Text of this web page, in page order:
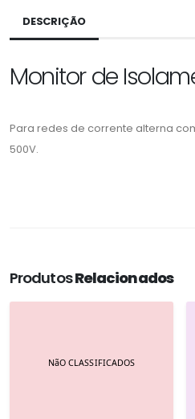
DESCRIÇÃO
Monitor de
Para redes de corrente alterna
500V.
ProdutosRelacionados